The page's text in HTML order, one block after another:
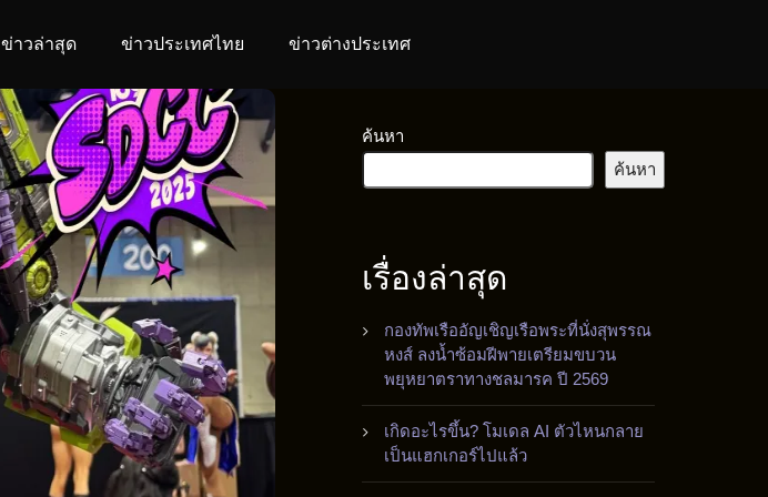
ข่าวล่าสุด ข่าวประเทศไทย ข่าวต่างประเทศ
ค้นหา
ค้นหา
เรื่องล่าสุด
กองทัพเรืออัญเชิญเรือพระที่นั่งสุพรรณ
หงส์ ลงน้ำซ้อมฝีพายเตรียมขบวน
พยุหยาตราทางชลมารค ปี 2569
เกิดอะไรขึ้น? โมเดล AI ตัวไหนกลาย
เป็นแฮกเกอร์ไปแล้ว